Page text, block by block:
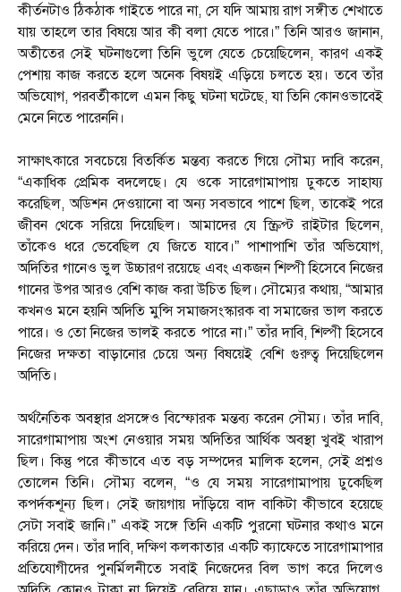
কীর্তনটাও ঠিকঠাক গাইতে পারে না, সে যদি আমায় রাগ সঙ্গীত শেখাতে
যায় তাহলে তার বিষয়ে আর কী বলা যেতে পারে।” তিনি আরও জানান,
অতীতের সেই ঘটনাগুলো তিনি ভুলে যেতে চেয়েছিলেন, কারণ একই
পেশায় কাজ করতে হলে অনেক বিষয়ই এড়িয়ে চলতে হয়। তবে তাঁর
অভিযোগ, পরবর্তীকালে এমন কিছু ঘটনা ঘটেছে, যা তিনি কোনওভাবেই
মেনে নিতে পারেননি।
সাক্ষাৎকারে সবচেয়ে বিতর্কিত মন্তব্য করতে গিয়ে সৌম্য দাবি করেন,
“একাধিক প্রেমিক বদলেছে। যে ওকে সারেগামাপায় ঢুকতে সাহায্য
করেছিল, অডিশন দেওয়ানো বা অন্য সবভাবে পাশে ছিল, তাকেই পরে
জীবন থেকে সরিয়ে দিয়েছিল। আমাদের যে স্ক্রিপ্ট রাইটার ছিলেন,
তাঁকেও ধরে ভেবেছিল যে জিতে যাবে।” পাশাপাশি তাঁর অভিযোগ,
অদিতির গানেও ভুল উচ্চারণ রয়েছে এবং একজন শিল্পী হিসেবে নিজের
গানের উপর আরও বেশি কাজ করা উচিত ছিল। সৌম্যের কথায়, “আমার
কখনও মনে হয়নি অদিতি মুন্সি সমাজসংস্কারক বা সমাজের ভাল করতে
পারে। ও তো নিজের ভালই করতে পারে না।” তাঁর দাবি, শিল্পী হিসেবে
নিজের দক্ষতা বাড়ানোর চেয়ে অন্য বিষয়েই বেশি গুরুত্ব দিয়েছিলেন
অদিতি।
অর্থনৈতিক অবস্থার প্রসঙ্গেও বিস্ফোরক মন্তব্য করেন সৌম্য। তাঁর দাবি,
সারেগামাপায় অংশ নেওয়ার সময় অদিতির আর্থিক অবস্থা খুবই খারাপ
ছিল। কিন্তু পরে কীভাবে এত বড় সম্পদের মালিক হলেন, সেই প্রশ্নও
তোলেন তিনি। সৌম্য বলেন, “ও যে সময় সারেগামাপায় ঢুকেছিল
কপর্দকশূন্য ছিল। সেই জায়গায় দাঁড়িয়ে বাদ বাকিটা কীভাবে হয়েছে
সেটা সবাই জানি।” একই সঙ্গে তিনি একটি পুরনো ঘটনার কথাও মনে
করিয়ে দেন। তাঁর দাবি, দক্ষিণ কলকাতার একটি ক্যাফেতে সারেগামাপার
প্রতিযোগীদের পুনর্মিলনীতে সবাই নিজেদের বিল ভাগ করে দিলেও